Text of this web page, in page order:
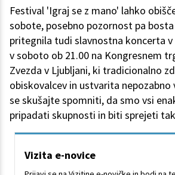
Festival 'Igraj se z mano' lahko
sobote, posebno pozornost pa
pritegnila tudi slavnostna koncerta
v soboto ob 21.00 na Kongresnem
Zvezda v Ljubljani, ki tradicionalno
obiskovalcev in ustvarita nepozabno
se skušajte spomniti, da smo vsi
pripadati skupnosti in biti sprejeti
Vizita e-novice